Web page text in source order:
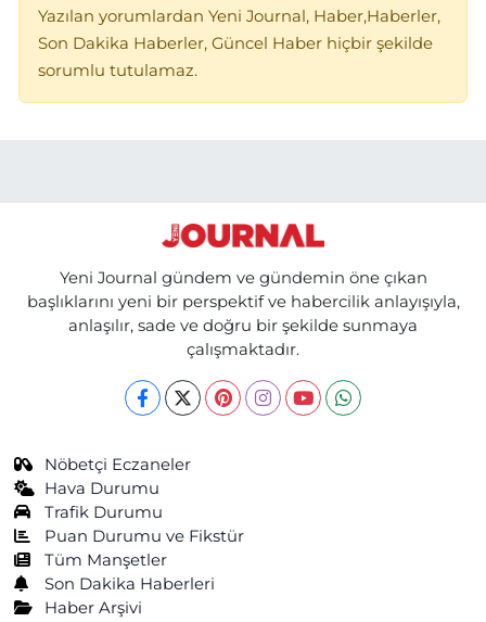
Yazılan yorumlardan Yeni Journal, Haber,Haberler,
Son Dakika Haberler, Güncel Haber hiçbir şekilde
sorumlu tutulamaz.
Yeni Journal gündem ve gündemin öne çıkan
başlıklarını yeni bir perspektif ve habercilik anlayışıyla,
anlaşılır, sade ve doğru bir şekilde sunmaya
çalışmaktadır.
Nöbetçi Eczaneler
Hava Durumu
Trafik Durumu
Puan Durumu ve Fikstür
Tüm Manşetler
Son Dakika Haberleri
Haber Arşivi